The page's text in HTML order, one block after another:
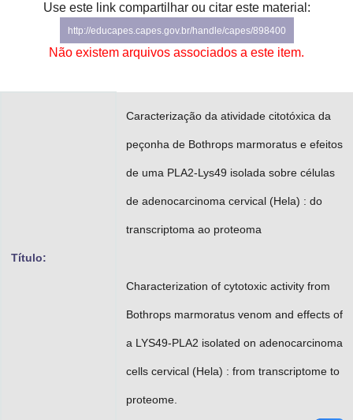
Advocacia-Geral da União
Banco Central do Brasil
Use este link compartilhar ou citar este material:
http://educapes.capes.gov.br/handle/capes/898400
Não existem arquivos associados a este item.
Título:
Caracterização da atividade citotóxica da
peçonha de Bothrops marmoratus e efeitos
de uma PLA2-Lys49 isolada sobre células
de adenocarcinoma cervical (Hela) : do
transcriptoma ao proteoma
Characterization of cytotoxic activity from
Bothrops marmoratus venom and effects of
a LYS49-PLA2 isolated on adenocarcinoma
cells cervical (Hela) : from transcriptome to
proteome.